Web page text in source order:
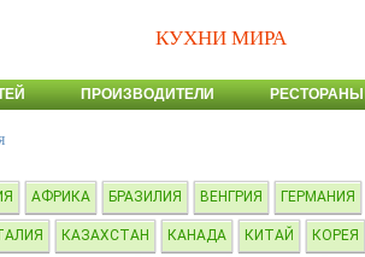
КУХНИ МИРА
ПРОИЗВОДИТЕЛИ РЕСТОРАНЫ
АФРИКА БРАЗИЛИЯ ВЕНГРИЯ ГЕРМАНИЯ
КАЗАХСТАН КАНАДА КИТАЙ КОРЕЯ